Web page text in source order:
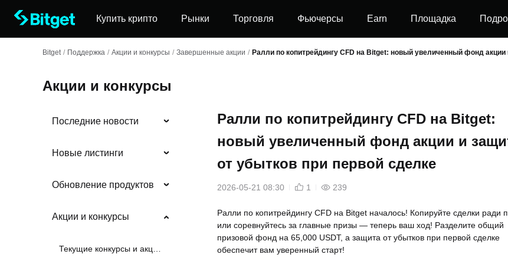
Купить крипто Рынки Торговля Фьючерсы Earn Площадка
Bitget / Поддержка / Акции и конкурсы / Завершенные акции / Ралли по копитрейдингу CFD на Bitget: новый увеличенный фонд
Акции и конкурсы
Последние новости
Новые листинги
Обновление продуктов
Акции и конкурсы
Текущие конкурсы и акции
Ралли по копитрейдингу CFD на Bitget:
новый увеличенный фонд акции и
от убытков при первой сделке
2026-05-21 08:30 1 239
Ралли по копитрейдингу CFD на Bitget началось! Копируйте сделки ради
или соревнуйтесь за главные призы — теперь ваш ход! Разделите общий
призовой фонд на 65,000 USDT, а защита от убытков при первой сделке
обеспечит вам уверенный старт!